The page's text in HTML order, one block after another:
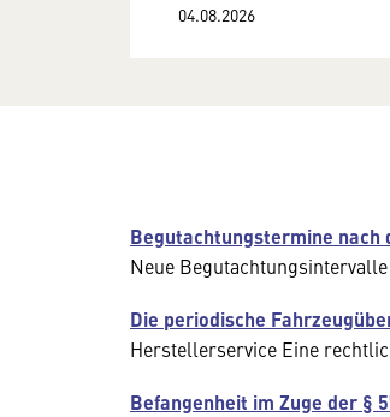
04.08.2026
Begutachtungstermine nach
Neue
Die periodische
Herstellerservice Eine
Befangenheit im Zuge der §